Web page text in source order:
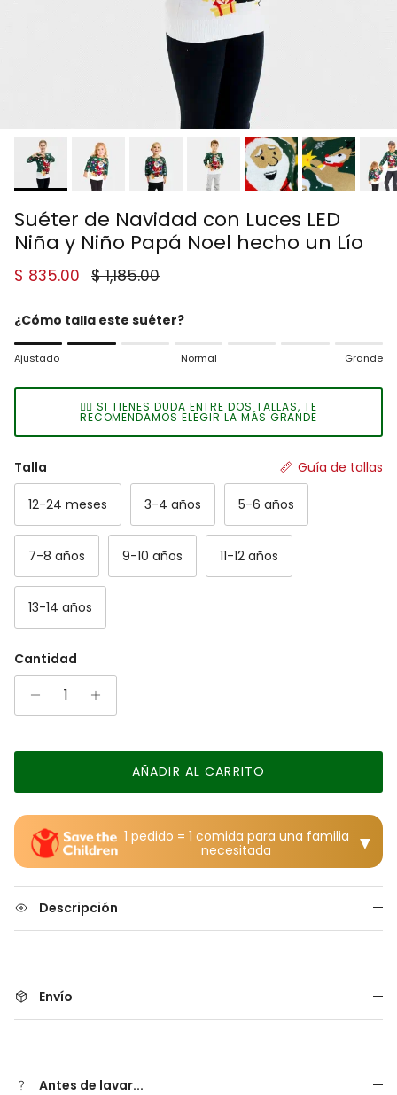
Suéter de Navidad con Luces LED
Niña y Niño Papá Noel hecho un Lío
Precio de venta
$ 835.00 Precio normal
$ 1,185.00
¿Cómo talla este suéter?
Rating of 1 means Ajustado.
Rating of 7 means Grande.
The rating of this product for "" is 2.
Ajustado Normal Grande
👉🏻 SI TIENES DUDA ENTRE DOS TALLAS, TE
RECOMENDAMOS ELEGIR LA MÁS GRANDE
Talla Guía de tallas
12-24 meses 3-4 años 5-6 años
7-8 años 9-10 años 11-12 años
13-14 años
Cantidad
AÑADIR AL CARRITO
1 pedido = 1 comida para una familia
necesitada
▼
Descripción
Envío
Antes de lavar...